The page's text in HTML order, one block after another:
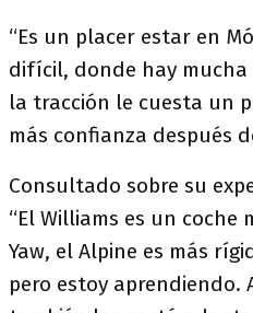
“Es un placer estar en
difícil, donde hay
la tracción le cuesta un
más confianza después
Consultado sobre su
“El Williams es un coche
Yaw, el Alpine es más
pero estoy aprendiendo.